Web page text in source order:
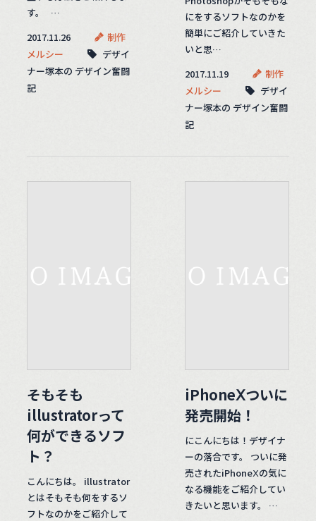
す。 …
2017.11.26
制作
メルシー
デザイ
ナー塚本の デザイン奮闘
記
にをするソフトなのかを
簡単にご紹介していきた
いと思…
2017.11.19
制作
メルシー
デザイ
ナー塚本の デザイン奮闘
記
そもそも
illustratorって
何ができるソフ
ト？
こんにちは。 illustrator
とはそもそも何をするソ
フトなのかをご紹介して
iPhoneⅩついに
発売開始！
にこんにちは！デザイナ
ーの落合です。 ついに発
売されたiPhoneⅩの気に
なる機能をご紹介してい
きたいと思います。 …